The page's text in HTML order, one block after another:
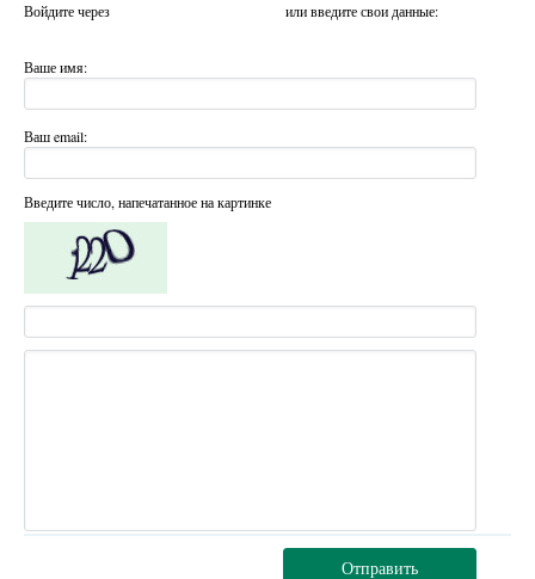
Войдите через или введите свои данные:
Ваше имя:
Ваш email:
Введите число, напечатанное на картинке
Отправить